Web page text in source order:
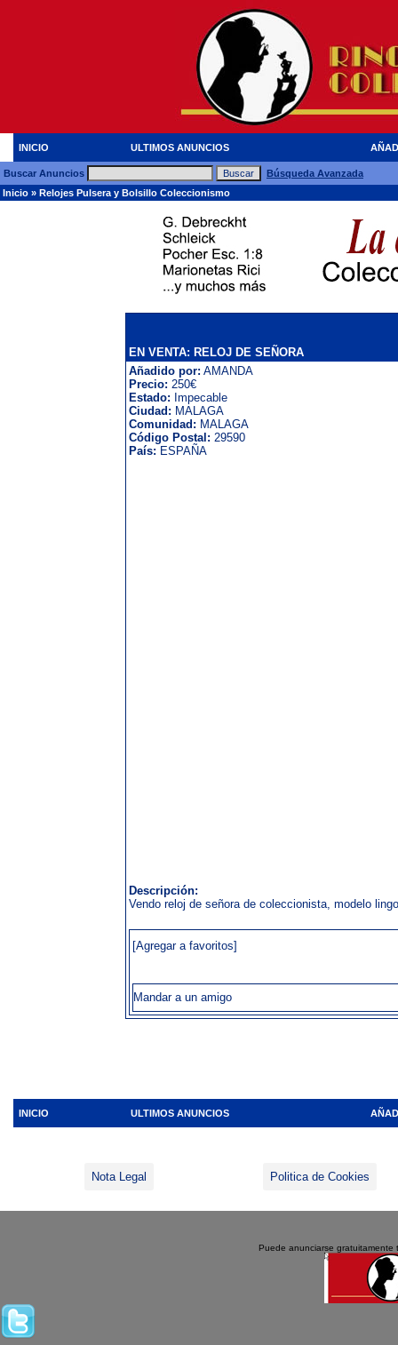
INICIO ULTIMOS ANUNCIOS
Buscar Anuncios
Búsqueda Avanzada
Inicio » Relojes Pulsera y Bolsillo Coleccionismo
EN VENTA: RELOJ DE SEÑORA
Añadido por: AMANDA
Precio: 250€
Estado: Impecable
Ciudad: MALAGA
Comunidad: MALAGA
Código Postal: 29590
País: ESPAÑA
Descripción:
Vendo reloj de señora de coleccionista, modelo
[Agregar a favoritos]
Mandar a un amigo
INICIO ULTIMOS ANUNCIOS
Nota Legal Politica de Cookies
Puede anunciarse